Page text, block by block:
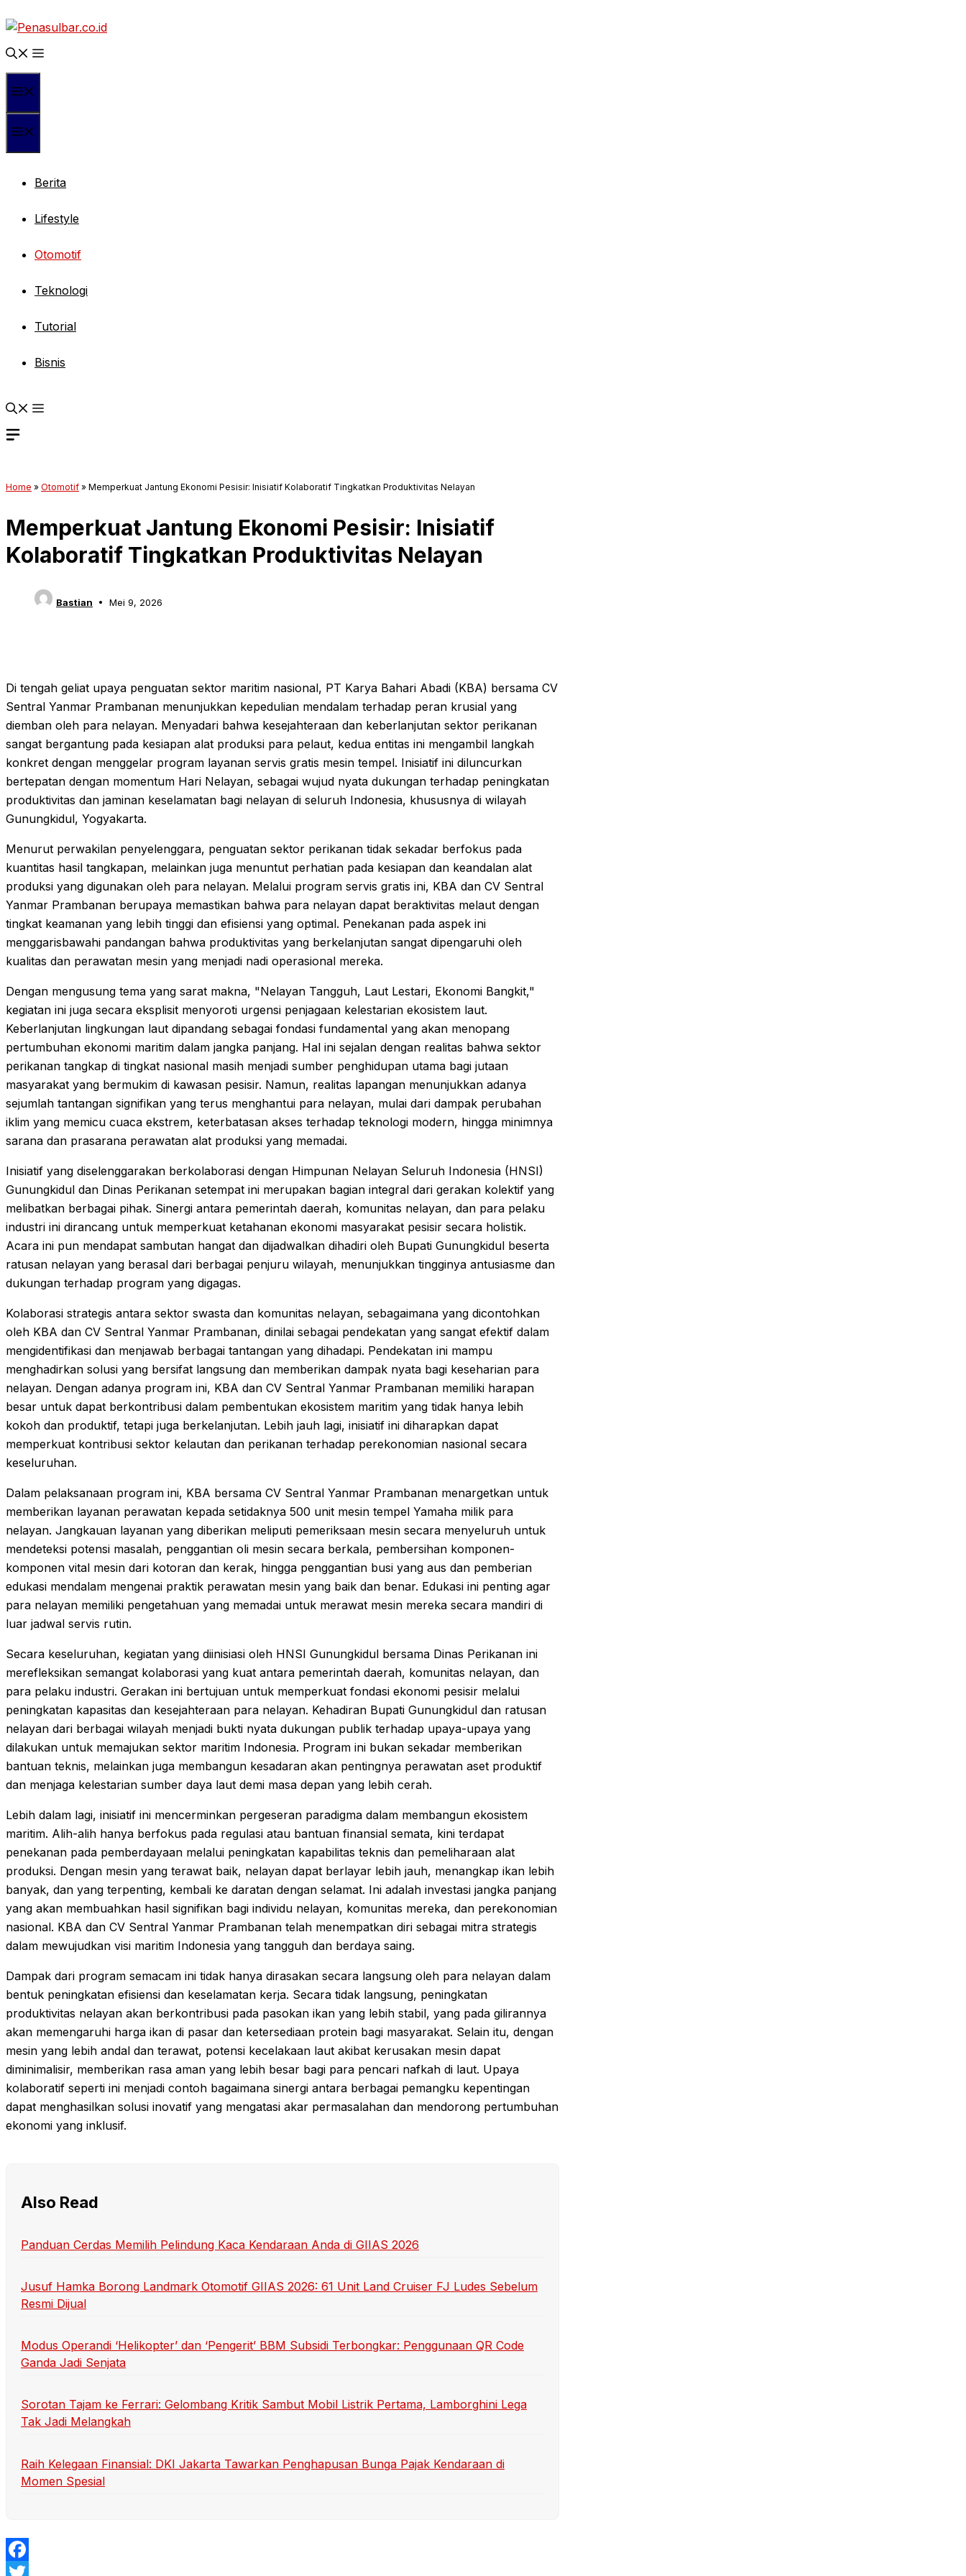
ke
isi
Berita
Lifestyle
Otomotif
Teknologi
Tutorial
Bisnis
Home » Otomotif » Memperkuat Jantung Ekonomi Pesisir: Inisiatif Kolaboratif Tingkatkan Produktivitas Nelayan
Memperkuat Jantung Ekonomi Pesisir: Inisiatif
Kolaboratif Tingkatkan Produktivitas Nelayan
Bastian Mei 9, 2026
Di tengah geliat upaya penguatan sektor maritim nasional, PT Karya Bahari Abadi (KBA) bersama CV
Sentral Yanmar Prambanan menunjukkan kepedulian mendalam terhadap peran krusial yang
diemban oleh para nelayan. Menyadari bahwa kesejahteraan dan keberlanjutan sektor perikanan
sangat bergantung pada kesiapan alat produksi para pelaut, kedua entitas ini mengambil langkah
konkret dengan menggelar program layanan servis gratis mesin tempel. Inisiatif ini diluncurkan
bertepatan dengan momentum Hari Nelayan, sebagai wujud nyata dukungan terhadap peningkatan
produktivitas dan jaminan keselamatan bagi nelayan di seluruh Indonesia, khususnya di wilayah
Gunungkidul, Yogyakarta.
Menurut perwakilan penyelenggara, penguatan sektor perikanan tidak sekadar berfokus pada
kuantitas hasil tangkapan, melainkan juga menuntut perhatian pada kesiapan dan keandalan alat
produksi yang digunakan oleh para nelayan. Melalui program servis gratis ini, KBA dan CV Sentral
Yanmar Prambanan berupaya memastikan bahwa para nelayan dapat beraktivitas melaut dengan
tingkat keamanan yang lebih tinggi dan efisiensi yang optimal. Penekanan pada aspek ini
menggarisbawahi pandangan bahwa produktivitas yang berkelanjutan sangat dipengaruhi oleh
kualitas dan perawatan mesin yang menjadi nadi operasional mereka.
Dengan mengusung tema yang sarat makna, "Nelayan Tangguh, Laut Lestari, Ekonomi Bangkit,"
kegiatan ini juga secara eksplisit menyoroti urgensi penjagaan kelestarian ekosistem laut.
Keberlanjutan lingkungan laut dipandang sebagai fondasi fundamental yang akan menopang
pertumbuhan ekonomi maritim dalam jangka panjang. Hal ini sejalan dengan realitas bahwa sektor
perikanan tangkap di tingkat nasional masih menjadi sumber penghidupan utama bagi jutaan
masyarakat yang bermukim di kawasan pesisir. Namun, realitas lapangan menunjukkan adanya
sejumlah tantangan signifikan yang terus menghantui para nelayan, mulai dari dampak perubahan
iklim yang memicu cuaca ekstrem, keterbatasan akses terhadap teknologi modern, hingga minimnya
sarana dan prasarana perawatan alat produksi yang memadai.
Inisiatif yang diselenggarakan berkolaborasi dengan Himpunan Nelayan Seluruh Indonesia (HNSI)
Gunungkidul dan Dinas Perikanan setempat ini merupakan bagian integral dari gerakan kolektif yang
melibatkan berbagai pihak. Sinergi antara pemerintah daerah, komunitas nelayan, dan para pelaku
industri ini dirancang untuk memperkuat ketahanan ekonomi masyarakat pesisir secara holistik.
Acara ini pun mendapat sambutan hangat dan dijadwalkan dihadiri oleh Bupati Gunungkidul beserta
ratusan nelayan yang berasal dari berbagai penjuru wilayah, menunjukkan tingginya antusiasme dan
dukungan terhadap program yang digagas.
Kolaborasi strategis antara sektor swasta dan komunitas nelayan, sebagaimana yang dicontohkan
oleh KBA dan CV Sentral Yanmar Prambanan, dinilai sebagai pendekatan yang sangat efektif dalam
mengidentifikasi dan menjawab berbagai tantangan yang dihadapi. Pendekatan ini mampu
menghadirkan solusi yang bersifat langsung dan memberikan dampak nyata bagi keseharian para
nelayan. Dengan adanya program ini, KBA dan CV Sentral Yanmar Prambanan memiliki harapan
besar untuk dapat berkontribusi dalam pembentukan ekosistem maritim yang tidak hanya lebih
kokoh dan produktif, tetapi juga berkelanjutan. Lebih jauh lagi, inisiatif ini diharapkan dapat
memperkuat kontribusi sektor kelautan dan perikanan terhadap perekonomian nasional secara
keseluruhan.
Dalam pelaksanaan program ini, KBA bersama CV Sentral Yanmar Prambanan menargetkan untuk
memberikan layanan perawatan kepada setidaknya 500 unit mesin tempel Yamaha milik para
nelayan. Jangkauan layanan yang diberikan meliputi pemeriksaan mesin secara menyeluruh untuk
mendeteksi potensi masalah, penggantian oli mesin secara berkala, pembersihan komponen-
komponen vital mesin dari kotoran dan kerak, hingga penggantian busi yang aus dan pemberian
edukasi mendalam mengenai praktik perawatan mesin yang baik dan benar. Edukasi ini penting agar
para nelayan memiliki pengetahuan yang memadai untuk merawat mesin mereka secara mandiri di
luar jadwal servis rutin.
Secara keseluruhan, kegiatan yang diinisiasi oleh HNSI Gunungkidul bersama Dinas Perikanan ini
merefleksikan semangat kolaborasi yang kuat antara pemerintah daerah, komunitas nelayan, dan
para pelaku industri. Gerakan ini bertujuan untuk memperkuat fondasi ekonomi pesisir melalui
peningkatan kapasitas dan kesejahteraan para nelayan. Kehadiran Bupati Gunungkidul dan ratusan
nelayan dari berbagai wilayah menjadi bukti nyata dukungan publik terhadap upaya-upaya yang
dilakukan untuk memajukan sektor maritim Indonesia. Program ini bukan sekadar memberikan
bantuan teknis, melainkan juga membangun kesadaran akan pentingnya perawatan aset produktif
dan menjaga kelestarian sumber daya laut demi masa depan yang lebih cerah.
Lebih dalam lagi, inisiatif ini mencerminkan pergeseran paradigma dalam membangun ekosistem
maritim. Alih-alih hanya berfokus pada regulasi atau bantuan finansial semata, kini terdapat
penekanan pada pemberdayaan melalui peningkatan kapabilitas teknis dan pemeliharaan alat
produksi. Dengan mesin yang terawat baik, nelayan dapat berlayar lebih jauh, menangkap ikan lebih
banyak, dan yang terpenting, kembali ke daratan dengan selamat. Ini adalah investasi jangka panjang
yang akan membuahkan hasil signifikan bagi individu nelayan, komunitas mereka, dan perekonomian
nasional. KBA dan CV Sentral Yanmar Prambanan telah menempatkan diri sebagai mitra strategis
dalam mewujudkan visi maritim Indonesia yang tangguh dan berdaya saing.
Dampak dari program semacam ini tidak hanya dirasakan secara langsung oleh para nelayan dalam
bentuk peningkatan efisiensi dan keselamatan kerja. Secara tidak langsung, peningkatan
produktivitas nelayan akan berkontribusi pada pasokan ikan yang lebih stabil, yang pada gilirannya
akan memengaruhi harga ikan di pasar dan ketersediaan protein bagi masyarakat. Selain itu, dengan
mesin yang lebih andal dan terawat, potensi kecelakaan laut akibat kerusakan mesin dapat
diminimalisir, memberikan rasa aman yang lebih besar bagi para pencari nafkah di laut. Upaya
kolaboratif seperti ini menjadi contoh bagaimana sinergi antara berbagai pemangku kepentingan
dapat menghasilkan solusi inovatif yang mengatasi akar permasalahan dan mendorong pertumbuhan
ekonomi yang inklusif.
Also Read
Panduan Cerdas Memilih Pelindung Kaca Kendaraan Anda di GIIAS 2026
Jusuf Hamka Borong Landmark Otomotif GIIAS 2026: 61 Unit Land Cruiser FJ Ludes Sebelum
Resmi Dijual
Modus Operandi ‘Helikopter’ dan ‘Pengerit’ BBM Subsidi Terbongkar: Penggunaan QR Code
Ganda Jadi Senjata
Sorotan Tajam ke Ferrari: Gelombang Kritik Sambut Mobil Listrik Pertama, Lamborghini Lega
Tak Jadi Melangkah
Raih Kelegaan Finansial: DKI Jakarta Tawarkan Penghapusan Bunga Pajak Kendaraan di
Momen Spesial
Facebook